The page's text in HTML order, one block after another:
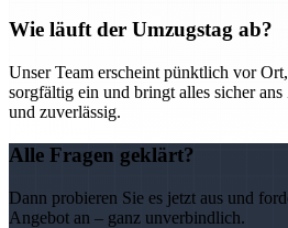
Wie läuft der Umzugstag ab?
Unser Team erscheint pünktlich vor
sorgfältig ein und bringt alles sicher
und zuverlässig.
Alle Fragen geklärt?
Dann probieren Sie es jetzt aus und
Angebot an – ganz unverbindlich.